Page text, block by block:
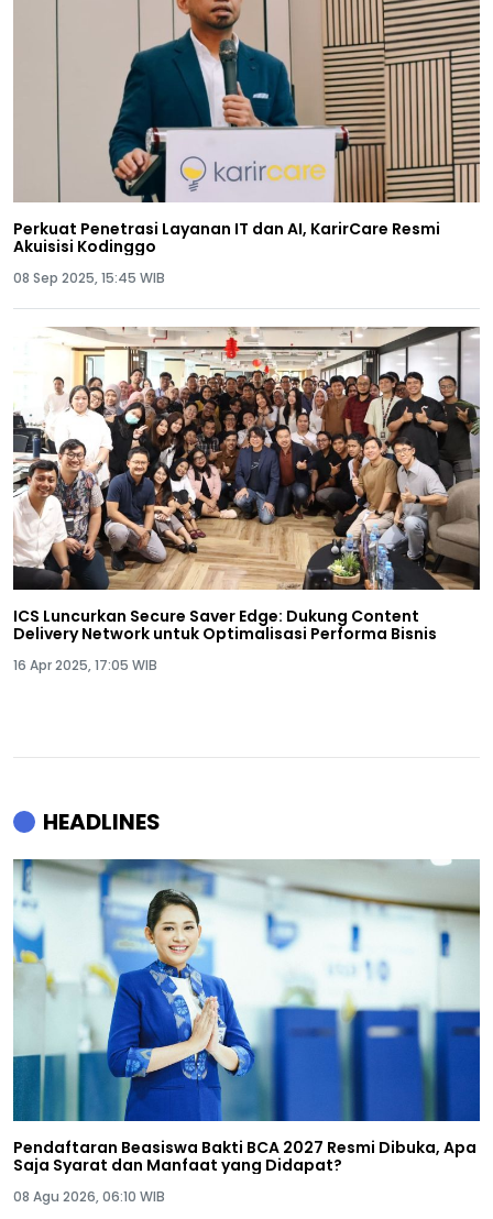
Perkuat Penetrasi Layanan IT dan AI, KarirCare Resmi
Akuisisi Kodinggo
08 Sep 2025, 15:45 WIB
ICS Luncurkan Secure Saver Edge: Dukung Content
Delivery Network untuk Optimalisasi Performa Bisnis
16 Apr 2025, 17:05 WIB
HEADLINES
Pendaftaran Beasiswa Bakti BCA 2027 Resmi Dibuka, Apa
Saja Syarat dan Manfaat yang Didapat?
08 Agu 2026, 06:10 WIB